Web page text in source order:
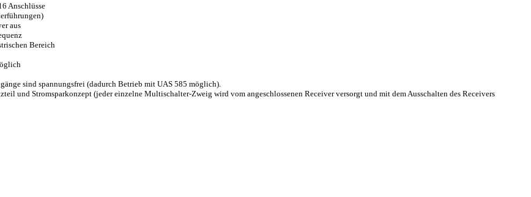
Anschlüsse
aus
Bereich
sind spannungsfrei (dadurch Betrieb mit UAS 585 möglich).
und Stromsparkonzept (jeder einzelne Multischalter-Zweig wird vom angeschlossenen Receiver versorgt und mit dem Ausschalten des Receivers